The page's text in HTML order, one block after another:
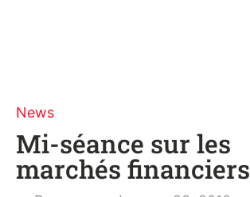
News
Mi-séance sur les
marchés financiers